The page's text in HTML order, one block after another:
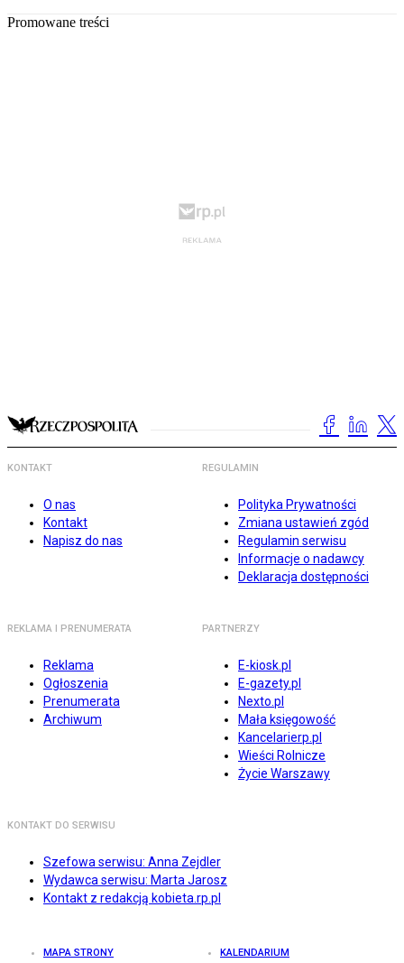
Promowane treści
KONTAKT
O nas
Kontakt
Napisz do nas
REGULAMIN
Polityka Prywatności
Zmiana ustawień zgód
Regulamin serwisu
Informacje o nadawcy
Deklaracja dostępności
REKLAMA I PRENUMERATA
Reklama
Ogłoszenia
Prenumerata
Archiwum
PARTNERZY
E-kiosk.pl
E-gazety.pl
Nexto.pl
Mała księgowość
Kancelarierp.pl
Wieści Rolnicze
Życie Warszawy
KONTAKT DO SERWISU
Szefowa serwisu: Anna Zejdler
Wydawca serwisu: Marta Jarosz
Kontakt z redakcją kobieta.rp.pl
MAPA STRONY KALENDARIUM